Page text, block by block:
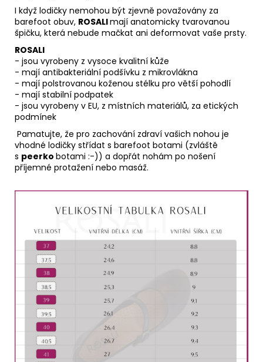
I když lodičky nemohou být zjevně považovány za
barefoot obuv, ROSALImají anatomicky tvarovanou
špičku, která nebude mačkat ani deformovat vaše prsty.
ROSALI
- jsou vyrobeny z vysoce kvalitní kůže
- mají antibakteriální podšívku z mikrovlákna
- mají polstrovanou koženou stélku pro větší pohodlí
- mají stabilní podpatek
- jsou vyrobeny v EU, z místních materiálů, za etických
podmínek
Pamatujte, že pro zachování zdraví vašich nohou je
vhodné lodičky střídat s barefoot botami (zvláště
s peerko botami :-)) a dopřát nohám po nošení
příjemné protažení nebo masáž.